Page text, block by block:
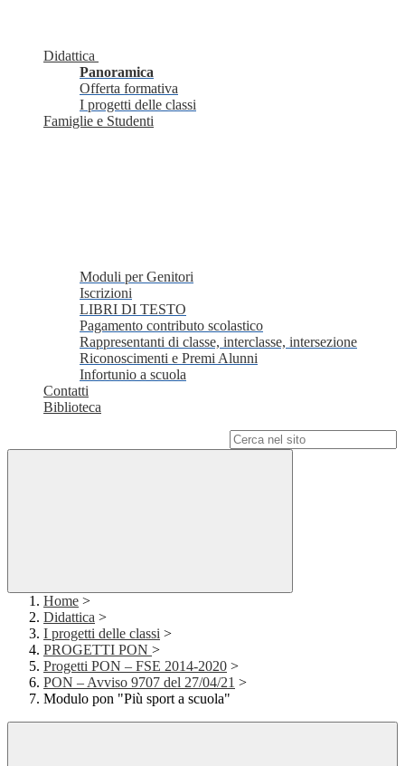
Didattica
Panoramica
Offerta formativa
I progetti delle classi
Famiglie e Studenti
Moduli per Genitori
Iscrizioni
LIBRI DI TESTO
Pagamento contributo scolastico
Rappresentanti di classe, interclasse, intersezione
Riconoscimenti e Premi Alunni
Infortunio a scuola
Contatti
Biblioteca
Home >
Didattica >
I progetti delle classi >
PROGETTI PON >
Progetti PON – FSE 2014-2020 >
PON – Avviso 9707 del 27/04/21 >
Modulo pon "Più sport a scuola"